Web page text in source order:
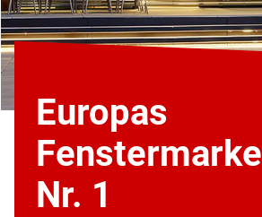
Europas
Fenstermarke
Nr. 1